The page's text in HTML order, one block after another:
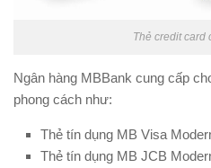
Thẻ credit card
Ngân hàng MBBank cung cấp
phong cách như:
Thẻ tín dụng MB Visa
Thẻ tín dụng MB JCB